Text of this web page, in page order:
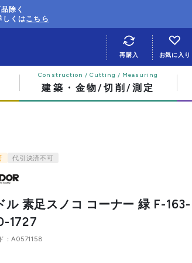
除く
しくはこちら
建築・金物/切削/測定
再購入 お気に入り
代引決済不可
ル 素足スノコ コーナー 緑 F-
1727
A0571158